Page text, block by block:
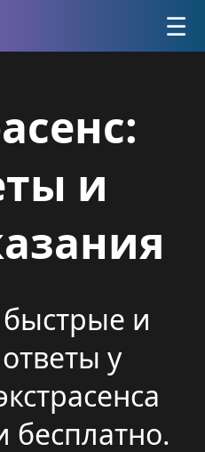
☰
и
и
у